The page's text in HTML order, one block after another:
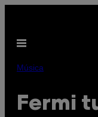
contenuto
Apri
Música
Fermi